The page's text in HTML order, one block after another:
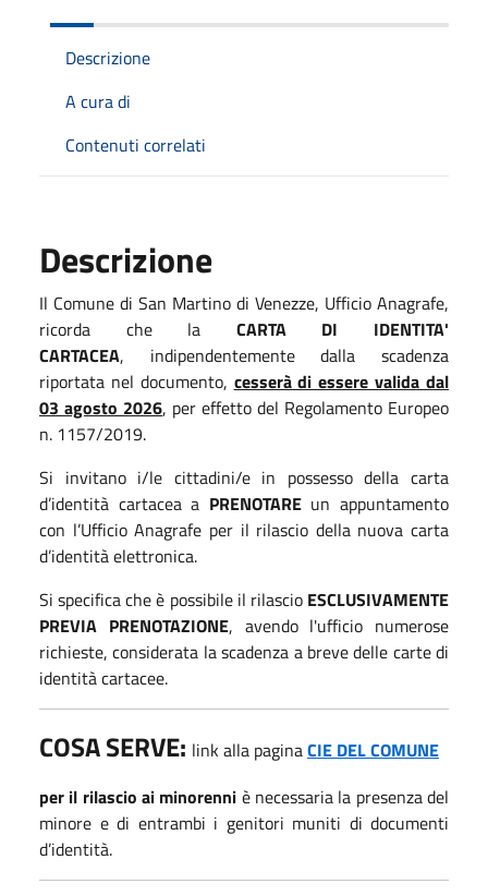
Descrizione
A cura di
Contenuti correlati
Descrizione
Il Comune di San Martino di Venezze, Ufficio Anagrafe,
ricorda che la CARTA DI IDENTITA'
CARTACEA, indipendentemente dalla scadenza
riportata nel documento, cesserà di essere valida dal
03 agosto 2026, per effetto del Regolamento Europeo
n. 1157/2019.
Si invitano i/le cittadini/e in possesso della carta
d’identità cartacea a PRENOTARE un appuntamento
con l’Ufficio Anagrafe per il rilascio della nuova carta
d’identità elettronica.
Si specifica che è possibile il rilascio ESCLUSIVAMENTE
PREVIA PRENOTAZIONE, avendo l'ufficio numerose
richieste, considerata la scadenza a breve delle carte di
identità cartacee.
COSA SERVE: link alla paginaCIE DEL COMUNE
per il rilascio ai minorenni è necessaria la presenza del
minore e di entrambi i genitori muniti di documenti
d’identità.